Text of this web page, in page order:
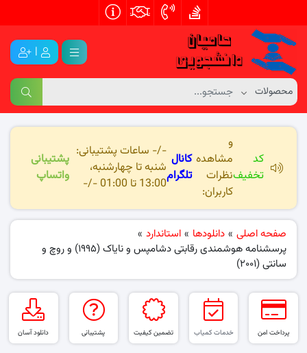
|
کد
تخفیف
و
مشاهده
نظرات
کاربران:
کانال
تلگرام
-/- ساعات پشتیبانی:
شنبه تا چهارشنبه،
13:00 تا 01:00 -/-
پشتیبانی
واتساپ
صفحه اصلی » دانلودها » استاندارد »
پرسشنامه هوشمندی رقابتی دشامپس و نایاک (۱۹۹۵) و روچ و
سانتی (۲۰۰۱)
پرداخت امن خدمات کمیاب تضمین کیفیت پشتیبانی دانلود آسان